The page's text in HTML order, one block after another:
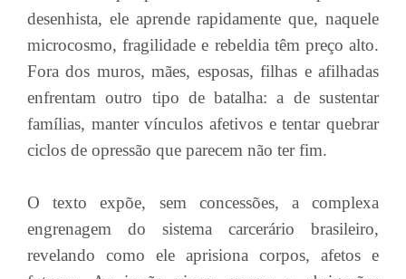
desenhista, ele aprende rapidamente que, naquele
microcosmo, fragilidade e rebeldia têm preço alto.
Fora dos muros, mães, esposas, filhas e afilhadas
enfrentam outro tipo de batalha: a de sustentar
famílias, manter vínculos afetivos e tentar quebrar
ciclos de opressão que parecem não ter fim.
O texto expõe, sem concessões, a complexa
engrenagem do sistema carcerário brasileiro,
revelando como ele aprisiona corpos, afetos e